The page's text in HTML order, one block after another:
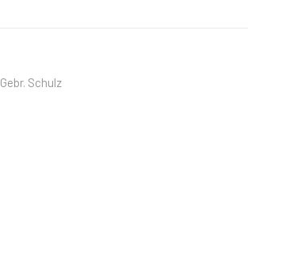
Gebr. Schulz